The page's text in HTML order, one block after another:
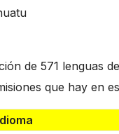
de 571 lenguas
que hay en